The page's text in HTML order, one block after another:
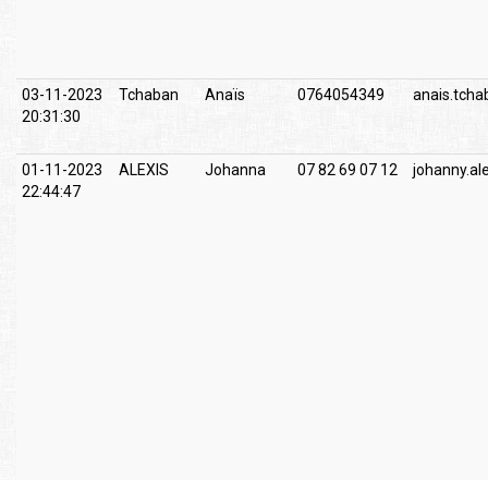
03-11-2023
20:31:30
Tchaban Anaïs 0764054349
01-11-2023
22:44:47
ALEXIS Johanna 07 82 69 07 12